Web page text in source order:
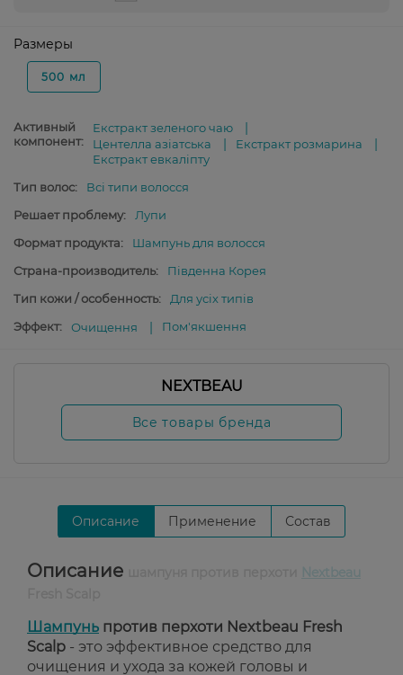
Размеры
500 мл
Активный
компонент:
Екстракт зеленого чаю
Центелла азіатська
Екстракт розмарина
Екстракт евкаліпту
Тип волос:
Всі типи волосся
Решает проблему:
Лупи
Формат продукта:
Шампунь для волосся
Страна-производитель:
Південна Корея
Тип кожи / особенность:
Для усіх типів
Эффект:
Очищення Пом'якшення
NEXTBEAU
Все товары бренда
Описание Применение Состав
Описание
Nextbeau
Шампунь против перхоти Nextbeau Fresh
Scalp - это эффективное средство для
очищения и ухода за кожей головы и